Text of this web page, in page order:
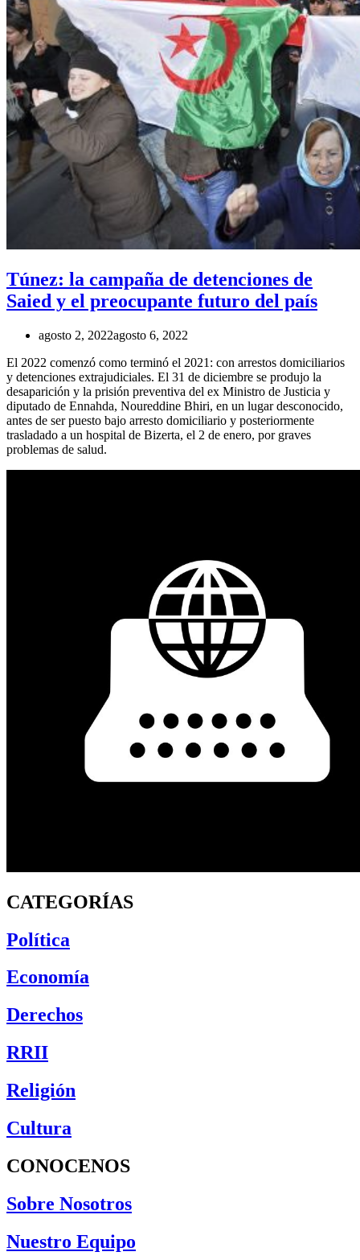
Túnez: la campaña de detenciones de
Saied y el preocupante futuro del país
agosto 2, 2022agosto 6, 2022
El 2022 comenzó como terminó el 2021: con arrestos domiciliarios
y detenciones extrajudiciales. El 31 de diciembre se produjo la
desaparición y la prisión preventiva del ex Ministro de Justicia y
diputado de Ennahda, Noureddine Bhiri, en un lugar desconocido,
antes de ser puesto bajo arresto domiciliario y posteriormente
trasladado a un hospital de Bizerta, el 2 de enero, por graves
problemas de salud.
CATEGORÍAS
Política
Economía
Derechos
RRII
Religión
Cultura
CONOCENOS
Sobre Nosotros
Nuestro Equipo